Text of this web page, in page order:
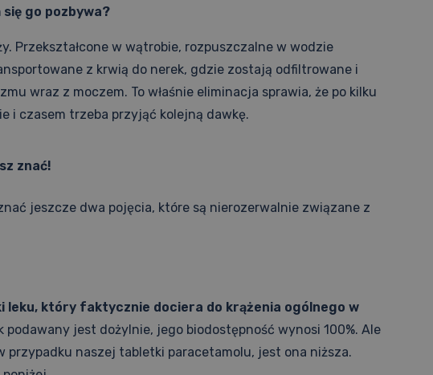
go pozbywa?
Przekształcone w wątrobie, rozpuszczalne w wodzie
z krwią do nerek, gdzie zostają odfiltrowane i
wraz z moczem. To właśnie eliminacja sprawia, że po kilku
i czasem trzeba przyjąć kolejną dawkę.
znać!
jeszcze dwa pojęcia, które są nierozerwalnie związane z
leku, który faktycznie dociera do krążenia ogólnego w
podawany jest dożylnie, jego biodostępność wynosi 100%. Ale
przypadku naszej tabletki paracetamolu, jest ona niższa.